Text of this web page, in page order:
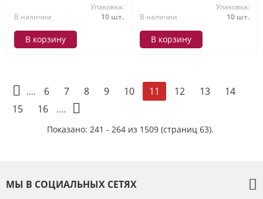
В наличии
Упаковка:
10 шт.
В корзину
В наличии
Упаковка:
10 шт.
В корзину
.... 6 7 8 9 10 11 12 13
14
15
16
....
Показано: 241 - 264 из 1509 (страниц 63).
МЫ В СОЦИАЛЬНЫХ СЕТЯХ